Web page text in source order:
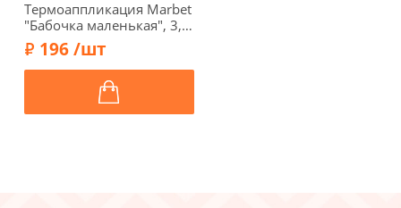
Термоаппликация Marbet
"Бабочка маленькая", 3,2
х 2,4 см, 569942.С
196 /шт